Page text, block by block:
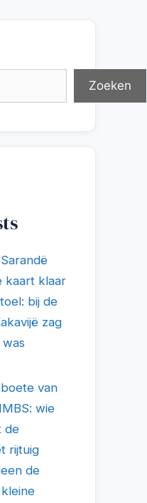
Zoeken
kaart klaar
bij de
zag
van
wie
de
rijtuig
de